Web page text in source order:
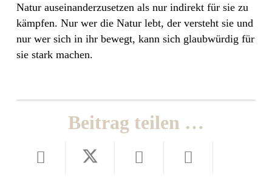
Natur auseinanderzusetzen als nur indirekt für sie zu
kämpfen. Nur wer die Natur lebt, der versteht sie und
nur wer sich in ihr bewegt, kann sich glaubwürdig für
sie stark machen.
Beitrag teilen …